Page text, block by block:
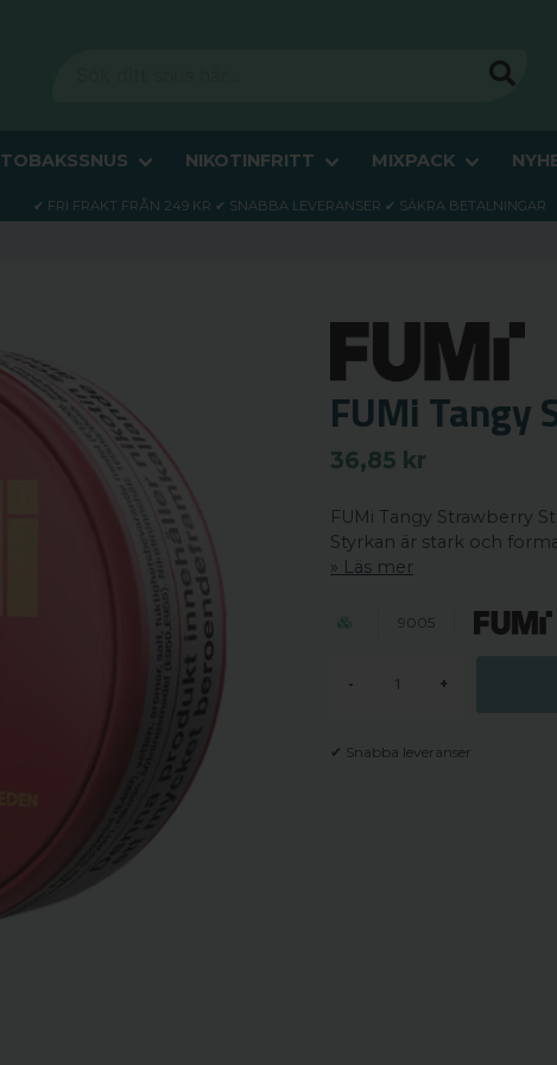
TOBAKSSNUS NIKOTINFRITT MIXPACK
✔ FRI FRAKT FRÅN 249 KR ✔ SNABBA LEVERANSER ✔ SÄKRA BETALNINGAR
FUMi
36,85 kr
FUMi Tangy Strawberry
Styrkan är stark och
Läs mer
9005
- +
✔ Snabba leveranser